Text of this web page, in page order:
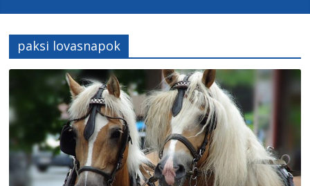
honlapja
paksi lovasnapok